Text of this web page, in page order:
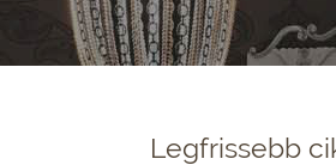
Legfrissebb